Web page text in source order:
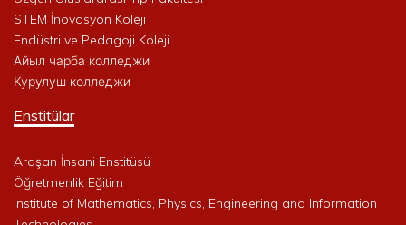
STEM İnovasyon Koleji
Endüstri ve Pedagoji Koleji
Айыл чарба колледжи
Курулуш колледжи
Enstitülar
Araşan İnsani Enstitüsü
Öğretmenlik Eğitim
Institute of Mathematics, Physics, Engineering and Information